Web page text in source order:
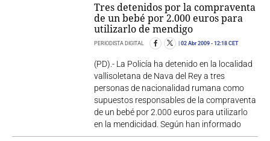
Tres detenidos por la compraventa
de un bebé por 2.000 euros para
utilizarlo de mendigo
PERIODISTA DIGITAL 02 Abr 2009 - 12:18 CET
(PD).- La Policía ha detenido en la localidad
vallisoletana de Nava del Rey a tres
personas de nacionalidad rumana como
supuestos responsables de la compraventa
de un bebé por 2.000 euros para utilizarlo
en la mendicidad. Según han informado